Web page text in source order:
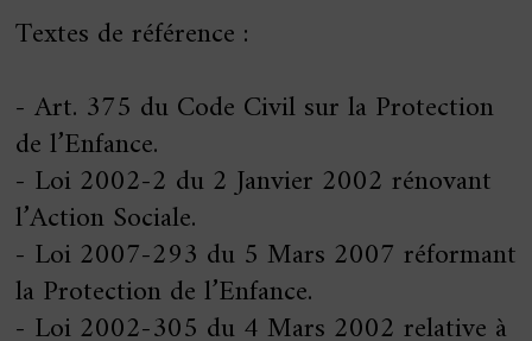
Textes de référence :
- Art. 375 du Code Civil sur la Protection
de l’Enfance.
- Loi 2002-2 du 2 Janvier 2002 rénovant
l’Action Sociale.
- Loi 2007-293 du 5 Mars 2007 réformant
la Protection de l’Enfance.
- Loi 2002-305 du 4 Mars 2002 relative à